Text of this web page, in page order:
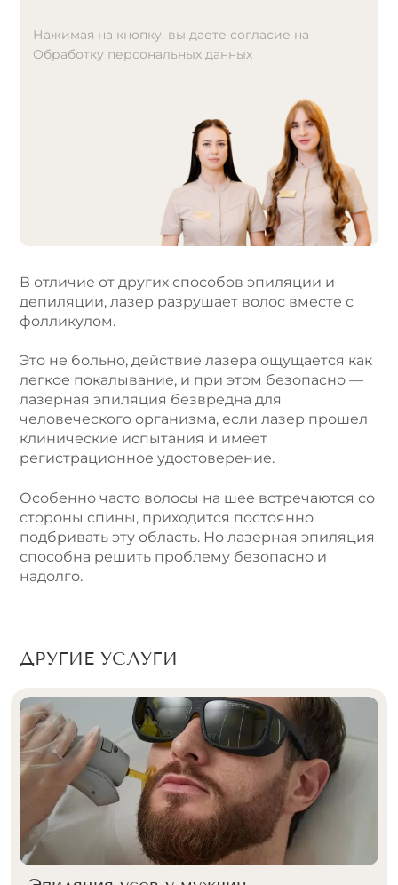
Нажимая на кнопку, вы даете согласие на
Обработку персональных данных
:
В отличие от других способов эпиляции и
депиляции, лазер разрушает волос вместе с
фолликулом.
Это не больно, действие лазера ощущается как
легкое покалывание, и при этом безопасно —
лазерная эпиляция безвредна для
человеческого организма, если лазер прошел
клинические испытания и имеет
регистрационное удостоверение.
Особенно часто волосы на шее встречаются со
стороны спины, приходится постоянно
подбривать эту область. Но лазерная эпиляция
способна решить проблему безопасно и
надолго.
ДРУГИЕ УСЛУГИ